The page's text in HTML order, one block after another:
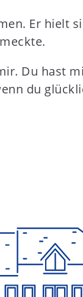
Er
Du hast
du